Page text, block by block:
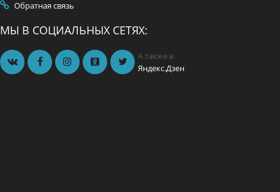
Обратная связь
МЫ В СОЦИАЛЬНЫХ СЕТЯХ:
А также в
Яндекс.Дзен